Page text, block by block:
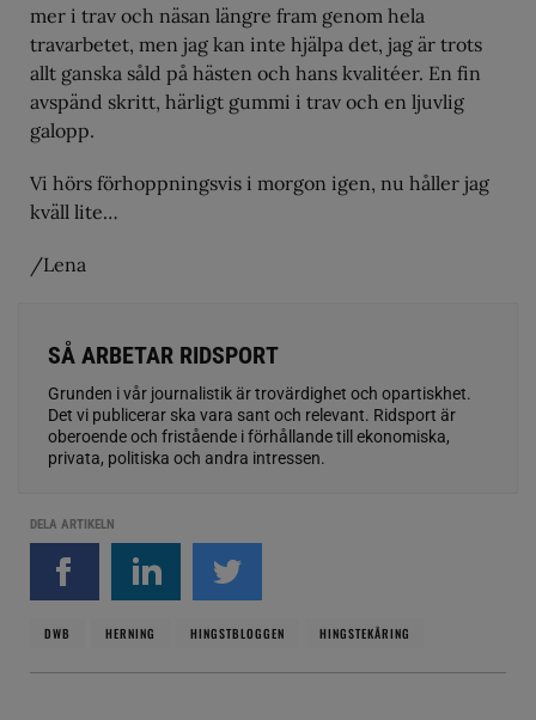
mer i trav och näsan längre fram genom hela
travarbetet, men jag kan inte hjälpa det, jag är trots
allt ganska såld på hästen och hans kvalitéer. En fin
avspänd skritt, härligt gummi i trav och en ljuvlig
galopp.
Vi hörs förhoppningsvis i morgon igen, nu håller jag
kväll lite…
/Lena
SÅ ARBETAR RIDSPORT
Grunden i vår journalistik är trovärdighet och opartiskhet.
Det vi publicerar ska vara sant och relevant. Ridsport är
oberoende och fristående i förhållande till ekonomiska,
privata, politiska och andra intressen.
DELA ARTIKELN
DWB HERNING HINGSTBLOGGEN HINGSTEKÅRING